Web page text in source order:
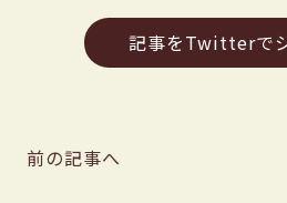
記事をTwitterで
前の記事へ